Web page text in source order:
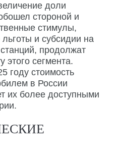
доли
стороной и
стимулы,
и субсидии на
продолжат
этого сегмента.
году стоимость
в России
их более доступными